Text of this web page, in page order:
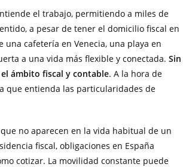
el trabajo, permitiendo a miles de
a pesar de tener el domicilio fiscal en
cafetería en Venecia, una playa en
a una vida más flexible y conectada. Sin
ámbito fiscal y contable. A la hora de
que entienda las particularidades de
no aparecen en la vida habitual de un
fiscal, obligaciones en España
cotizar. La movilidad constante puede